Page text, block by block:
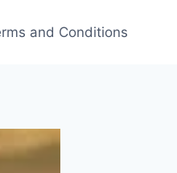
and Conditions